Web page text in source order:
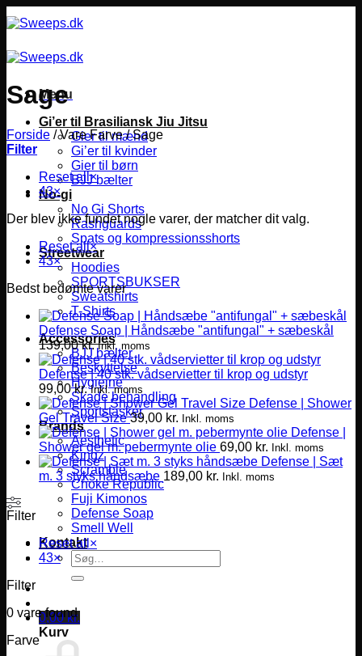
til
Menu
Gi’er til Brasiliansk Jiu Jitsu
Gier til mænd
Gi’er til kvinder
Gier til børn
BJJ bælter
No-gi
No Gi Shorts
Rashguards
Spats og kompressionsshorts
Streetwear
Hoodies
SPORTSBUKSER
Sweatshirts
T-Shirts
Accessories
BJJ bælter
Beskyttelse
Hygiejne
Skade behandling
Sportstasker
Brands
Aesthetic
Kingz
Scramble
Choke Republic
Fuji Kimonos
Defense Soap
Smell Well
Kontakt
Søg
efter:
0,00 kr.
Kurv
Sage
Forside /Vare Farve/Sage
Filter
Reset all×
43×
Der blev ikke fundet nogle varer, der matcher dit valg.
Reset all×
43×
Bedst bedømte varer
Defense Soap | Håndsæbe "antifungal" + sæbeskål
139,00kr. Inkl. moms
Defense | 40 stk. vådservietter til krop og udstyr
99,00kr. Inkl. moms
Defense | Shower
Gel Travel Size 39,00 kr. Inkl. moms
Defense |
Shower gel m. pebermynte olie 69,00 kr. Inkl. moms
Defense | Sæt
m. 3 styks håndsæbe 189,00 kr. Inkl. moms
Filter
Reset all ×
43×
Filter
0 vare found
Farve